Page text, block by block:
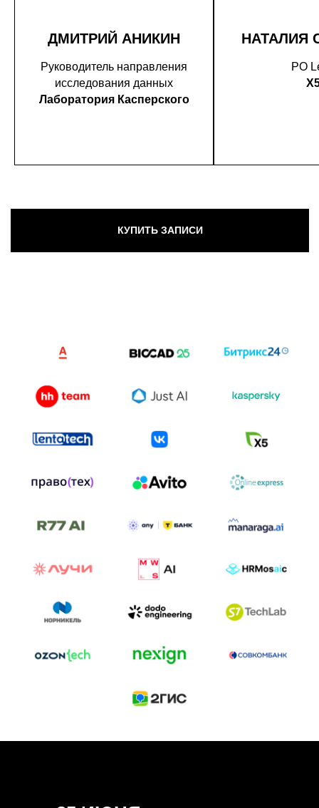
ДМИТРИЙ АНИКИН
Руководитель направления
исследования данных
Лаборатория Касперского
НАТАЛИЯ
PO
к построению бизнеса и созданию технологий под
И БИТВА АГЕНТОВ